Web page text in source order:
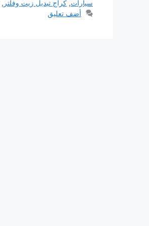
سيارات, كراج تبديل زيت وفلتر ,
أضف تعليق